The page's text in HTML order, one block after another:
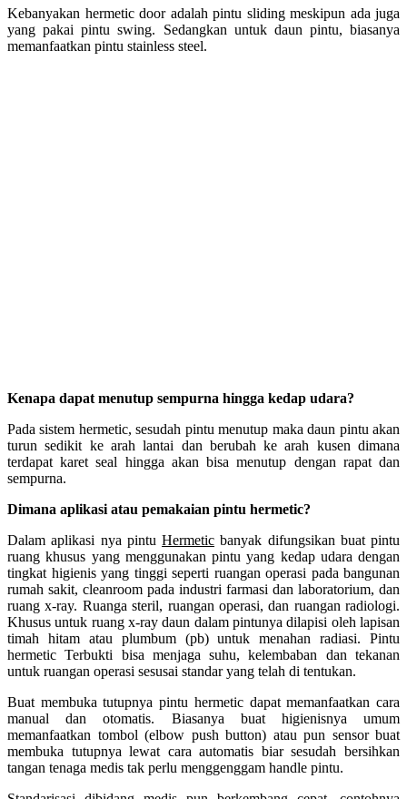
Kebanyakan hermetic door adalah pintu sliding meskipun ada juga
yang pakai pintu swing. Sedangkan untuk daun pintu, biasanya
memanfaatkan pintu stainless steel.
Kenapa dapat menutup sempurna hingga kedap udara?
Pada sistem hermetic, sesudah pintu menutup maka daun pintu akan
turun sedikit ke arah lantai dan berubah ke arah kusen dimana
terdapat karet seal hingga akan bisa menutup dengan rapat dan
sempurna.
Dimana aplikasi atau pemakaian pintu hermetic?
Dalam aplikasi nya pintu Hermetic banyak difungsikan buat pintu
ruang khusus yang menggunakan pintu yang kedap udara dengan
tingkat higienis yang tinggi seperti ruangan operasi pada bangunan
rumah sakit, cleanroom pada industri farmasi dan laboratorium, dan
ruang x-ray. Ruanga steril, ruangan operasi, dan ruangan radiologi.
Khusus untuk ruang x-ray daun dalam pintunya dilapisi oleh lapisan
timah hitam atau plumbum (pb) untuk menahan radiasi. Pintu
hermetic Terbukti bisa menjaga suhu, kelembaban dan tekanan
untuk ruangan operasi sesusai standar yang telah di tentukan.
Buat membuka tutupnya pintu hermetic dapat memanfaatkan cara
manual dan otomatis. Biasanya buat higienisnya umum
memanfaatkan tombol (elbow push button) atau pun sensor buat
membuka tutupnya lewat cara automatis biar sesudah bersihkan
tangan tenaga medis tak perlu menggenggam handle pintu.